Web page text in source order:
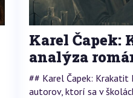
Karel Čapek:
analýza
## Karel Čapek: Krakatit
autorov, ktorí sa v